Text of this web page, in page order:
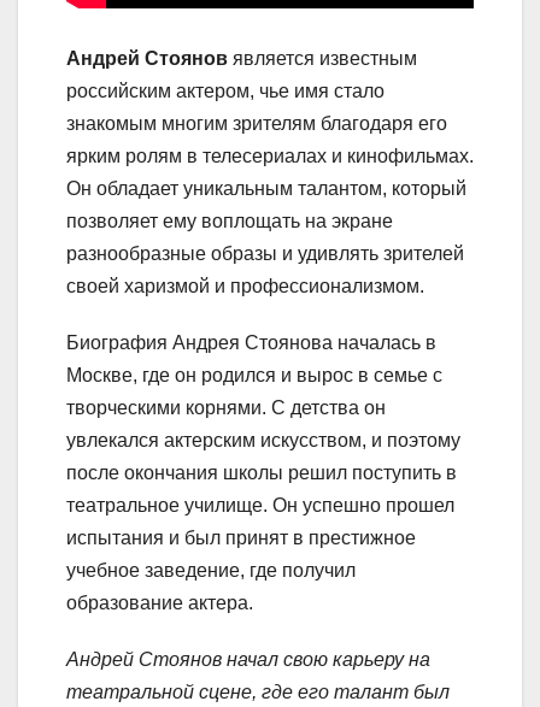
Андрей Стоянов является известным
российским актером, чье имя стало
знакомым многим зрителям благодаря его
ярким ролям в телесериалах и кинофильмах.
Он обладает уникальным талантом, который
позволяет ему воплощать на экране
разнообразные образы и удивлять зрителей
своей харизмой и профессионализмом.
Биография Андрея Стоянова началась в
Москве, где он родился и вырос в семье с
творческими корнями. С детства он
увлекался актерским искусством, и поэтому
после окончания школы решил поступить в
театральное училище. Он успешно прошел
испытания и был принят в престижное
учебное заведение, где получил
образование актера.
Андрей Стоянов начал свою карьеру на
театральной сцене, где его талант был